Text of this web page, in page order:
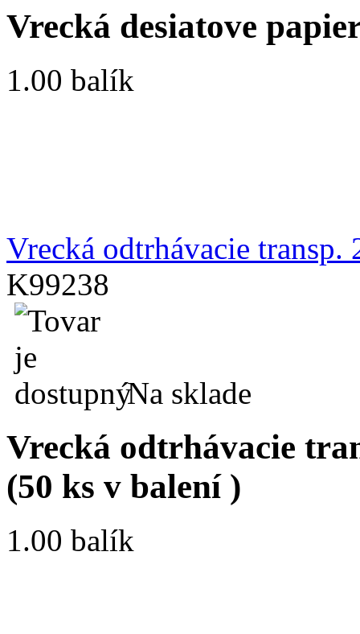
Vrecká desiatove
1.00 balík
Vrecká odtrhávacie transp.
K99238
Na sklade
Vrecká odtrhávacie
(50 ks v balení )
1.00 balík